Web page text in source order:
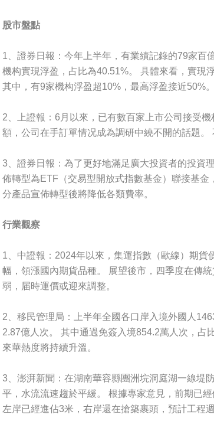
股市盤點
1、證券日報：今年上半年，有業績記錄的79家百
機构實現浮盈，占比為40.51%。 具體來看，實現
其中，有9家機构浮盈超10%，最高浮盈接近50%。
2、上證報：6月以來，已有數百家上市公司接受
額，公司在手訂單情况成為調研中繞不開的話題。
3、證券日報：為了更好地滿足廣大投資者的投資
佈轉型為ETF（交易型開放式指數基金）聯接基
分產品宣佈轉型後將降低各類費率。
行業觀察
1、中證報：2024年以來，集運指數（歐線）期
幅，領漲國內期貨品種。 展望後市，四季度在傳
弱，届時運價或迎來調整。
2、移民管理局：上半年全國各口岸入境外國人
2.87億人次。 其中通過免簽入境854.2萬人次，占
來華熱度將持續升溫。
3、澎湃新聞：在湖南華容縣團洲垸洞庭湖一線堤
平，水流流速趨於平緩。 根據專家意見，前期已
左岸已經進佔3米，右岸還在搶築裹頭，預計工程